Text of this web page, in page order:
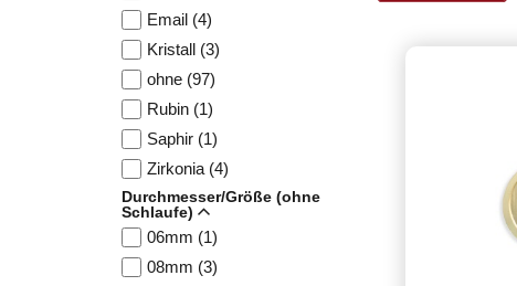
Email (4)
Kristall (3)
ohne (97)
Rubin (1)
Saphir (1)
Zirkonia (4)
Durchmesser/Größe (ohne
Schlaufe)
06mm (1)
08mm (3)